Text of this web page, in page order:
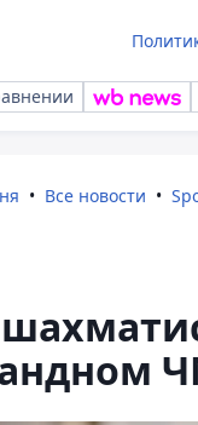
Все новости